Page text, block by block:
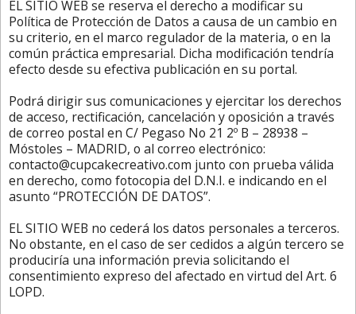
EL SITIO WEB se reserva el derecho a modificar su
Política de Protección de Datos a causa de un cambio en
su criterio, en el marco regulador de la materia, o en la
común práctica empresarial. Dicha modificación tendría
efecto desde su efectiva publicación en su portal.
Podrá dirigir sus comunicaciones y ejercitar los derechos
de acceso, rectificación, cancelación y oposición a través
de correo postal en C/ Pegaso No 21 2º B – 28938 –
Móstoles – MADRID, o al correo electrónico:
contacto@cupcakecreativo.com junto con prueba válida
en derecho, como fotocopia del D.N.I. e indicando en el
asunto “PROTECCIÓN DE DATOS”.
EL SITIO WEB no cederá los datos personales a terceros.
No obstante, en el caso de ser cedidos a algún tercero se
produciría una información previa solicitando el
consentimiento expreso del afectado en virtud del Art. 6
LOPD.